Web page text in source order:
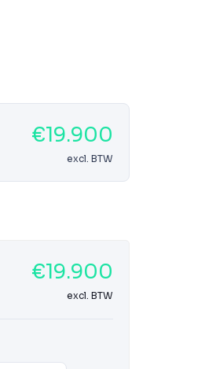
€19.900
excl. BTW
€19.900
excl. BTW